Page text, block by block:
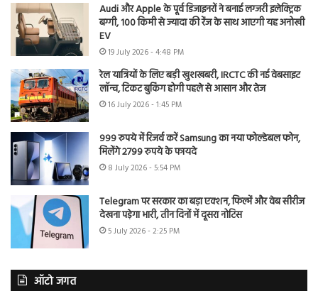
Audi और Apple के पूर्व डिजाइनरों ने बनाई लग्जरी इलेक्ट्रिक
बग्गी, 100 किमी से ज्यादा की रेंज के साथ आएगी यह अनोखी
EV
19 July 2026 - 4:48 PM
रेल यात्रियों के लिए बड़ी खुशखबरी, IRCTC की नई वेबसाइट
लॉन्च, टिकट बुकिंग होगी पहले से आसान और तेज
16 July 2026 - 1:45 PM
999 रुपये में रिजर्व करें Samsung का नया फोल्डेबल फोन,
मिलेंगे 2799 रुपये के फायदे
8 July 2026 - 5:54 PM
Telegram पर सरकार का बड़ा एक्शन, फिल्में और वेब सीरीज
देखना पड़ेगा भारी, तीन दिनों में दूसरा नोटिस
5 July 2026 - 2:25 PM
ऑटो जगत